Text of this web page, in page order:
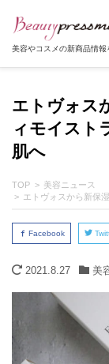
美容やコスメの新商品情報
エトヴォス
ィモイスト
肌へ
TOP
美容ニュース
エトヴォスから新保湿
Facebook
2021.8.27 美